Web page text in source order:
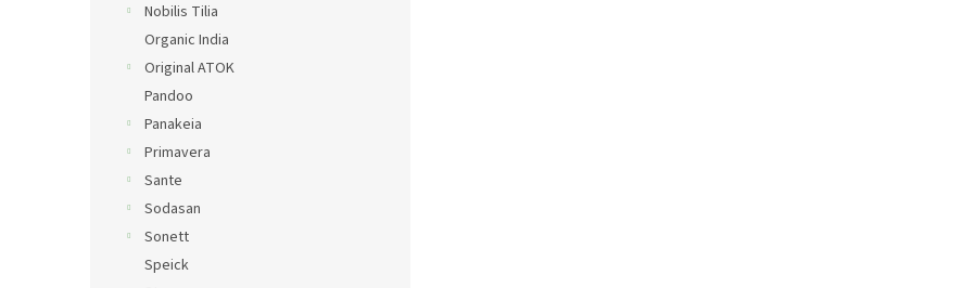
Nobilis Tilia
Organic India
Original ATOK
Pandoo
Panakeia
Primavera
Sante
Sodasan
Sonett
Speick